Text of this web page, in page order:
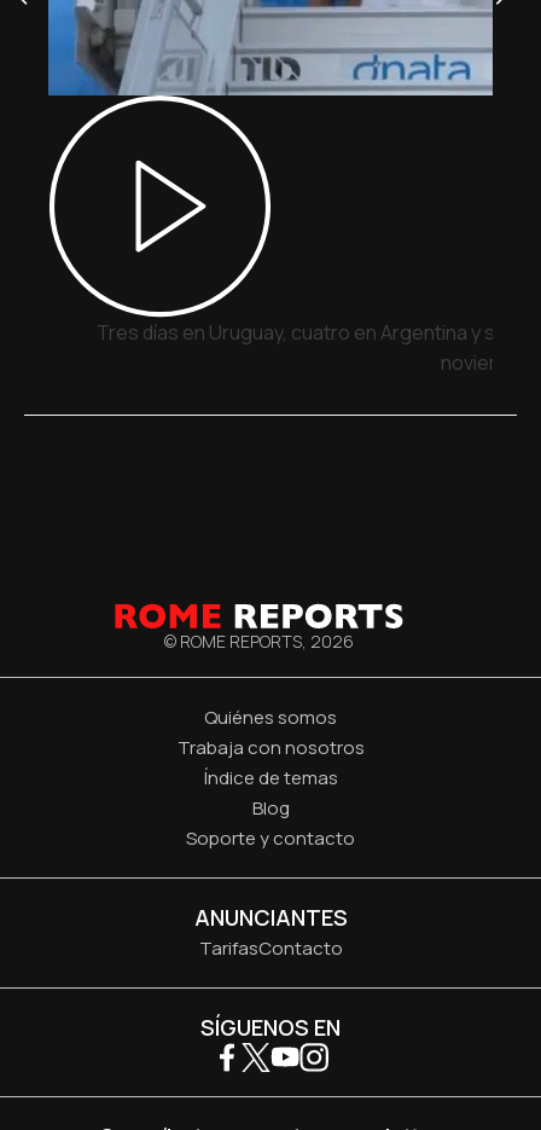
Tres días en Uruguay, cuatro en Argentina y
noviembre
© ROME REPORTS, 2026
Quiénes somos
Trabaja con nosotros
Índice de temas
Blog
Soporte y contacto
ANUNCIANTES
TarifasContacto
SÍGUENOS EN